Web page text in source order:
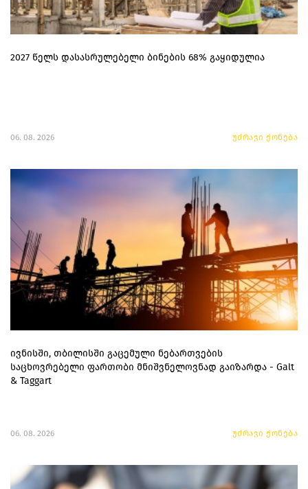
2027 წელს დასასრულებელი ბინების 68% გაყიდულია
06. 08. 2026 უძრავი ქონება
ივნისში, თბილისში გაცემული ნებართვების
საცხოვრებელი ფართობი მნიშვნელოვნად გაიზარდა - Galt
& Taggart
06. 08. 2026 უძრავი ქონება